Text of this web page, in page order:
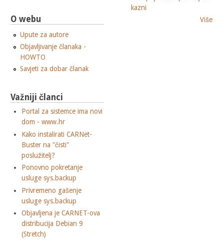
O webu
Upute za autore
Objavljivanje članaka -
HOWTO
Savjeti za dobar članak
Važniji članci
Portal za sistemce ima novi
dom - www.hr
Kako instalirati CARNet-
Buster na "čisti"
poslužitelj?
Ponovno pokretanje
usluge sys.backup
Privremeno gašenje
usluge sys.backup
Objavljena je CARNET-ova
distribucija Debian 9
(Stretch)
kazni
Više